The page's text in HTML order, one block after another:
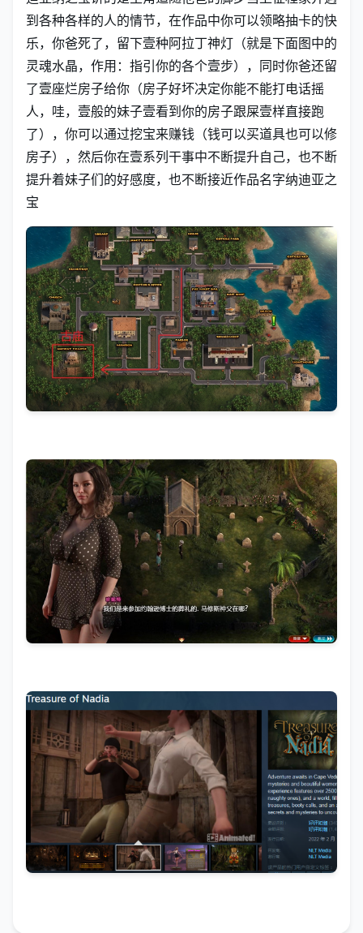
到各种各样的人的情节，在作品中你可以领略抽卡的快
乐，你爸死了，留下壹种阿拉丁神灯（就是下面图中的
灵魂水晶，作用：指引你的各个壹步），同时你爸还留
了壹座烂房子给你（房子好坏决定你能不能打电话摇
人，哇，壹般的妹子壹看到你的房子跟屎壹样直接跑
了），你可以通过挖宝来赚钱（钱可以买道具也可以修
房子），然后你在壹系列干事中不断提升自己，也不断
提升着妹子们的好感度，也不断接近作品名字纳迪亚之
宝